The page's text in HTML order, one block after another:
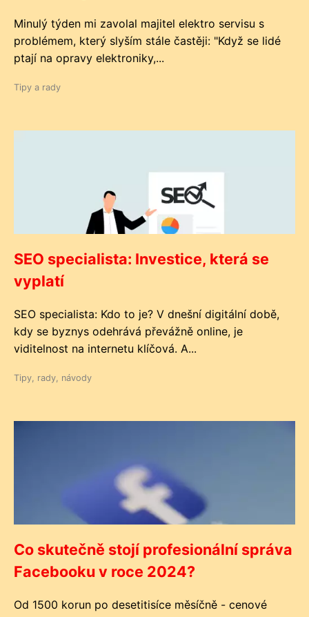
Minulý týden mi zavolal majitel elektro servisu s
problémem, který slyším stále častěji: "Když se lidé
ptají na opravy elektroniky,...
Tipy a rady
SEO specialista: Investice, která se
vyplatí
SEO specialista: Kdo to je? V dnešní digitální době,
kdy se byznys odehrává převážně online, je
viditelnost na internetu klíčová. A...
Tipy, rady, návody
Co skutečně stojí profesionální správa
Facebooku v roce 2024?
Od 1500 korun po desetitisíce měsíčně - cenové